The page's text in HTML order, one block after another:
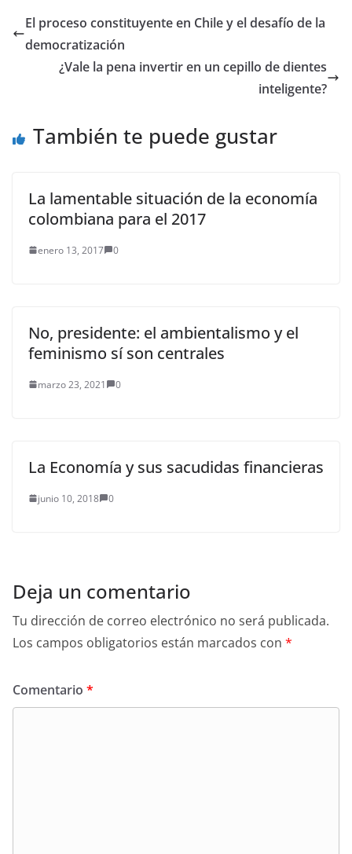
anciano manifestante
de 75 años durante las
protestas contra la
muerte…
El proceso constituyente en Chile y el desafío de la
democratización
¿Vale la pena invertir en un cepillo de dientes
inteligente?
También te puede gustar
La lamentable situación de la economía
colombiana para el 2017
enero 13, 2017 0
No, presidente: el ambientalismo y el
feminismo sí son centrales
marzo 23, 2021 0
La Economía y sus sacudidas financieras
junio 10, 2018 0
Deja un comentario
Tu dirección de correo electrónico no será publicada.
Los campos obligatorios están marcados con *
Comentario *